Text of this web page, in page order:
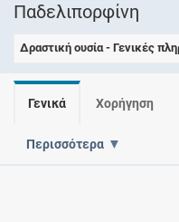
Παδελιπορφίνη
Δραστική ουσία - Γενικές
Γενικά Χορήγηση
Περισσότερα